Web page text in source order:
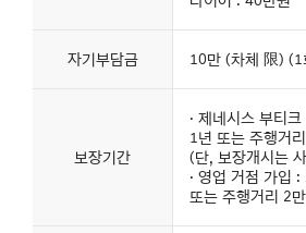
자기부담금 10만 (차체 限) (1
보장기간
· 제네시스 부티
1년 또는 주행거
(단, 보장개시는
· 영업 거점 가입
또는 주행거리 2